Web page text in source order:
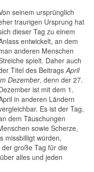
Hymne
: Geschichte,
seinem ursprünglich
traurigen Ursprung hat
dieser Tag zu einem
entwickelt, an dem
anderen Menschen
spielt. Daher auch
Titel des Beitrags April
Dezember, denn der 27.
ist mit dem 1.
in anderen Ländern
Es ist der Tag,
dem Täuschungen
sowie Scherze,
missbilligt würden,
große Tag für die
alles und jeden